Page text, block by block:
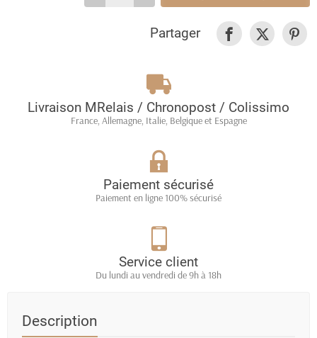
Partager
Livraison MRelais / Chronopost / Colissimo
France, Allemagne, Italie, Belgique et Espagne
Paiement sécurisé
Paiement en ligne 100% sécurisé
Service client
Du lundi au vendredi de 9h à 18h
Description